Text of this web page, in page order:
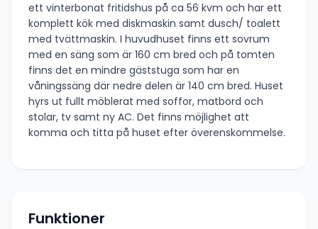
ett vinterbonat fritidshus på ca 56 kvm och har ett
komplett kök med diskmaskin samt dusch/ toalett
med tvättmaskin. I huvudhuset finns ett sovrum
med en säng som är 160 cm bred och på tomten
finns det en mindre gäststuga som har en
våningssäng där nedre delen är 140 cm bred. Huset
hyrs ut fullt möblerat med soffor, matbord och
stolar, tv samt ny AC. Det finns möjlighet att
komma och titta på huset efter överenskommelse.
Funktioner